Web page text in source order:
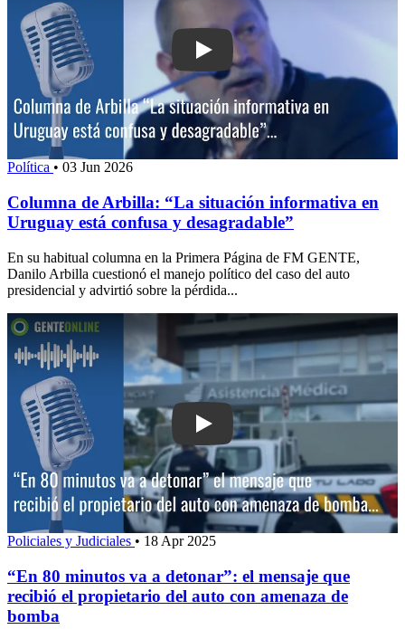
Play: Columna de Arbilla: “La
Política • 03 Jun 2026
Columna de Arbilla: “La situación informativa en
Uruguay está confusa y desagradable”
En su habitual columna en la Primera Página de FM GENTE,
Danilo Arbilla cuestionó el manejo político del caso del auto
presidencial y advirtió sobre la pérdida...
Play: “En 80 minutos va a detonar”:
Policiales y Judiciales • 18 Apr 2025
“En 80 minutos va a detonar”: el mensaje que
recibió el propietario del auto con amenaza de
bomba